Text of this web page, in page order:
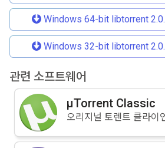
Windows 64-bit libtorrent
Windows 32-bit libtorrent
관련 소프트웨어
µTorrent Classic
오리지널 토렌트 클라이